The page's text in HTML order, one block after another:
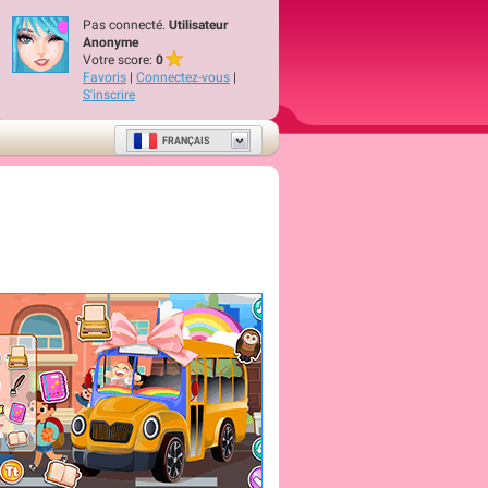
Pas connecté. Utilisateur
Anonyme
Votre score: 0
Favoris | Connectez-vous |
S'inscrire
FRANÇAIS